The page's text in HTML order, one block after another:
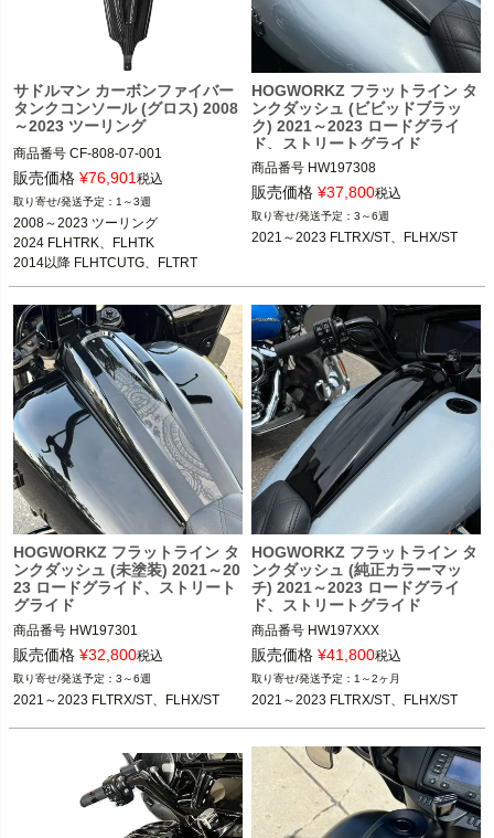
サドルマン カーボンファイバー
タンクコンソール (グロス) 2008
～2023 ツーリング
商品番号 CF-808-07-001
3OT：2201-0304
販売価格 ¥76,901 税込
1～3週
2008～2023 ツーリング
2024 FLHTRK、FLHTK
2014以降 FLHTCUTG、FLTRT
HOGWORKZ フラットライン タ
ンクダッシュ (ビビッドブラッ
ク) 2021～2023 ロードグライ
ド、ストリートグライド
商品番号 HW197308
販売価格 ¥37,800税込
3～6週
HOGWORKZ フラットライン タ
ンクダッシュ (未塗装) 2021～20
23 ロードグライド、ストリート
グライド
商品番号 HW197301
販売価格 ¥32,800税込
3～6週
HOGWORKZ フラットライン タ
ンクダッシュ (純正カラーマッ
チ) 2021～2023 ロードグライ
ド、ストリートグライド
商品番号 HW197XXX
販売価格 ¥41,800税込
1～2ヶ月